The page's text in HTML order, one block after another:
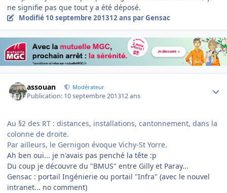
ne signifie pas que tout y a été déposé.
Modifié 10 septembre 201312 ans par Gensac
assouan Modérateur
Publication: 10 septembre 201312 ans
Au §2 des RT : distances, installations, cantonnement, dans la
colonne de droite.
Par ailleurs, le Gernigon évoque Vichy-St Yorre.
Ah ben oui... je n'avais pas penché la tête :p
Du coup je découvre du "BMUS" entre Gilly et Paray...
Gensac : portail Ingénierie ou portail "Infra" (avec le nouvel
intranet... no comment)